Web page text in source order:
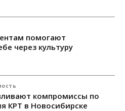
помогают
через культуру
компромиссы по
КРТ в Новосибирске